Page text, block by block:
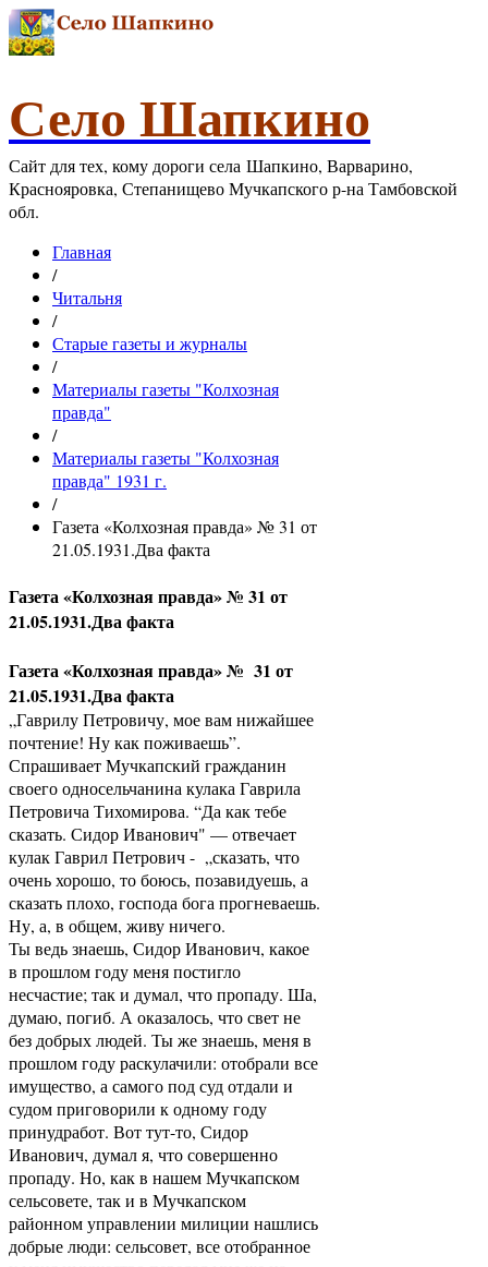
Село Шапкино
Сайт для тех, кому дороги села Шапкино, Варварино,
Краснояровка, Степанищево Мучкапского р-на Тамбовской
обл.
Главная
/
Читальня
/
Старые газеты и журналы
/
Материалы газеты "Колхозная
правда"
/
Материалы газеты "Колхозная
правда" 1931 г.
/
Газета «Колхозная правда» № 31 от
21.05.1931.Два факта
Газета «Колхозная правда» № 31 от
21.05.1931.Два факта
Газета «Колхозная правда» № 31 от
21.05.1931.Два факта
„Гаврилу Петровичу, мое вам нижайшее
почтение! Ну как поживаешь”.
Спрашивает Мучкапский гражданин
своего односельчанина кулака Гаврила
Петровича Тихомирова. “Да как тебе
сказать. Сидор Иванович" — отвечает
кулак Гаврил Петрович - „сказать, что
очень хорошо, то боюсь, позавидуешь, а
сказать плохо, господа бога прогневаешь.
Ну, а, в общем, живу ничего.
Ты ведь знаешь, Сидор Иванович, какое
в прошлом году меня постигло
несчастие; так и думал, что пропаду. Ша,
думаю, погиб. А оказалось, что свет не
без добрых людей. Ты же знаешь, меня в
прошлом году раскулачили: отобрали все
имущество, а самого под суд отдали и
судом приговорили к одному году
принудработ. Вот тут-то, Сидор
Иванович, думал я, что совершенно
пропаду. Но, как в нашем Мучкапском
сельсовете, так и в Мучкапском
районном управлении милиции нашлись
добрые люди: сельсовет, все отобранное